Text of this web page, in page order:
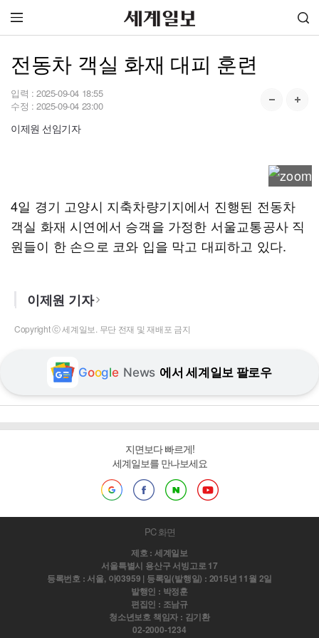
전동차 객실 화재 대피 훈련
입력 : 2025-09-04 18:55
수정 : 2025-09-04 23:00
이제원 선임기자
4일 경기 고양시 지축차량기지에서 진행된 전동차
객실 화재 시연에서 승객을 가정한 서울교통공사 직
원들이 한 손으로 코와 입을 막고 대피하고 있다.
이제원 기자
Copyright ⓒ 세계일보. 무단 전재 및 재배포 금지
Google News 에서 세계일보 팔로우
지면보다 빠르게!
세계일보를 만나보세요
PC 화면
제호 : 세계일보
서울특별시 용산구 서빙고로 17
등록번호 : 서울, 아03959 | 등록일(발행일) : 2015년 11월 2일
발행인 : 박정훈
편집인 : 조남규
청소년보호 책임자 : 김기환
02-2000-1234